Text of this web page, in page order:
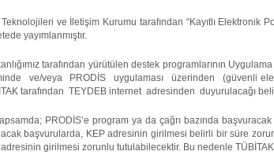
ve İletişim Kurumu tarafından “Kayıtlı
yayımlanmıştır.
tarafından yürütülen destek programlarının
ve/veya PRODİS uygulaması üzerinden (güvenli
tarafından TEYDEB internet adresinden duyurulacağı
PRODİS’e program ya da çağrı bazında
başvurularda, KEP adresinin girilmesi belirli bir süre
adresinin girilmesi zorunlu tutulabilecektir. Bu nedenle